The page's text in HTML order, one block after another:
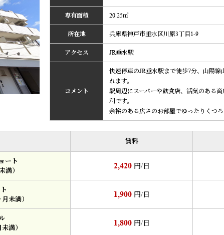
専有面積 20.25㎡
所在地 兵庫県神戸市垂水区川原3丁目1-9
アクセス JR垂水駅
コメント
快速停車のJR垂水駅まで徒歩7分、山陽線
れます。
駅周辺にスーパーや飲食店、活気のある
利です。
余裕のある広さのお部屋でゆったりくつろ
賃料
ート
満）
2,420 円/日
未満）
1,900 円/日
満）
1,800 円/日